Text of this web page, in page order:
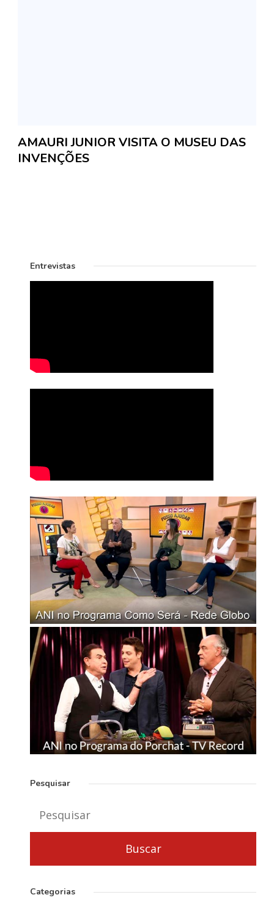
AMAURI JUNIOR VISITA O MUSEU DAS
INVENÇÕES
Entrevistas
Pesquisar
Categorias